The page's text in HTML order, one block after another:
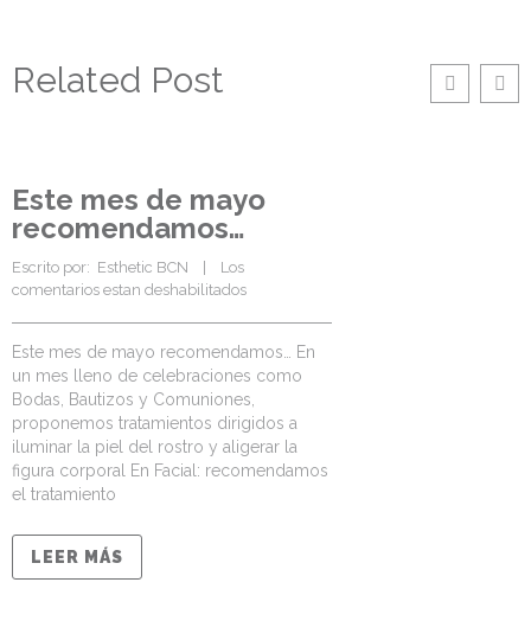
Related Post
Este mes de mayo
recomendamos…
Escrito por: Esthetic BCN
Los
comentarios estan deshabilitados
Este mes de mayo recomendamos… En
un mes lleno de celebraciones como
Bodas, Bautizos y Comuniones,
proponemos tratamientos dirigidos a
iluminar la piel del rostro y aligerar la
figura corporal En Facial: recomendamos
el tratamiento
LEER MÁS